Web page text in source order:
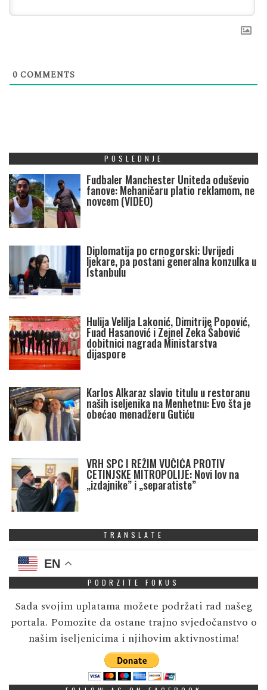
0 COMMENTS
POSLEDNJE
Fudbaler Manchester Uniteda oduševio
fanove: Mehaničaru platio reklamom, ne
novcem (VIDEO)
Diplomatija po crnogorski: Uvrijedi
ljekare, pa postani generalna konzulka u
Istanbulu
Hulija Velilja Lakonić, Dimitrije Popović,
Fuad Hasanović i Zejnel Zeka Šabović
dobitnici nagrada Ministarstva
dijaspore
Karlos Alkaraz slavio titulu u restoranu
naših iseljenika na Menhetnu: Evo šta je
obećao menadžeru Gutiću
VRH SPC I REŽIM VUČIĆA PROTIV
CETINJSKE MITROPOLIJE: Novi lov na
„izdajnike” i „separatiste”
TRANSLATE
EN
PODRZITE FOKUS
Sada svojim uplatama možete podržati rad našeg
portala. Pomozite da ostane trajno svjedočanstvo o
našim iseljenicima i njihovim aktivnostima!